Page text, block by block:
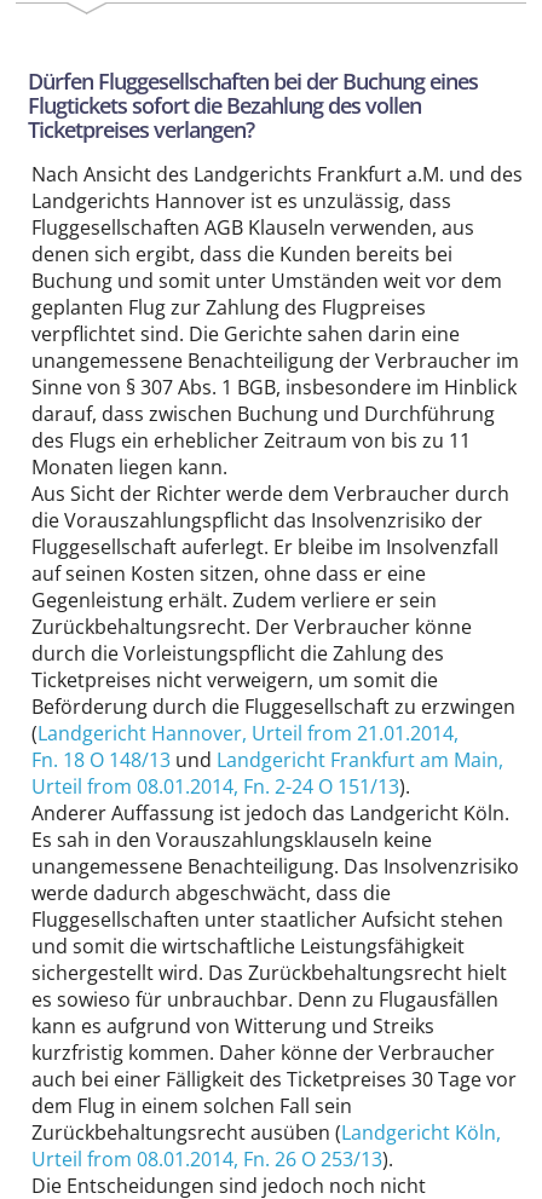
Dürfen Fluggesellschaften bei der Buchung eines
Flugtickets sofort die Bezahlung des vollen
Ticketpreises verlangen?
Nach Ansicht des Landgerichts Frankfurt a.M. und des
Landgerichts Hannover ist es unzulässig, dass
Fluggesellschaften AGB Klauseln verwenden, aus
denen sich ergibt, dass die Kunden bereits bei
Buchung und somit unter Umständen weit vor dem
geplanten Flug zur Zahlung des Flugpreises
verpflichtet sind. Die Gerichte sahen darin eine
unangemessene Benachteiligung der Verbraucher im
Sinne von § 307 Abs. 1 BGB, insbesondere im Hinblick
darauf, dass zwischen Buchung und Durchführung
des Flugs ein erheblicher Zeitraum von bis zu 11
Monaten liegen kann.
Aus Sicht der Richter werde dem Verbraucher durch
die Vorauszahlungspflicht das Insolvenzrisiko der
Fluggesellschaft auferlegt. Er bleibe im Insolvenzfall
auf seinen Kosten sitzen, ohne dass er eine
Gegenleistung erhält. Zudem verliere er sein
Zurückbehaltungsrecht. Der Verbraucher könne
durch die Vorleistungspflicht die Zahlung des
Ticketpreises nicht verweigern, um somit die
Beförderung durch die Fluggesellschaft zu erzwingen
(Landgericht Hannover, Urteil from 21.01.2014,
Fn. 18 O 148/13 und Landgericht Frankfurt am Main,
Urteil from 08.01.2014, Fn. 2-24 O 151/13).
Anderer Auffassung ist jedoch das Landgericht Köln.
Es sah in den Vorauszahlungsklauseln keine
unangemessene Benachteiligung. Das Insolvenzrisiko
werde dadurch abgeschwächt, dass die
Fluggesellschaften unter staatlicher Aufsicht stehen
und somit die wirtschaftliche Leistungsfähigkeit
sichergestellt wird. Das Zurückbehaltungsrecht hielt
es sowieso für unbrauchbar. Denn zu Flugausfällen
kann es aufgrund von Witterung und Streiks
kurzfristig kommen. Daher könne der Verbraucher
auch bei einer Fälligkeit des Ticketpreises 30 Tage vor
dem Flug in einem solchen Fall sein
Zurückbehaltungsrecht ausüben (Landgericht Köln,
Urteil from 08.01.2014, Fn. 26 O 253/13).
Die Entscheidungen sind jedoch noch nicht